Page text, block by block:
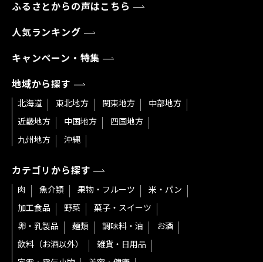
ふるさとからの声はこちら
人気ランキング
キャンペーン・特集
地域から探す
北海道 東北地方 関東地方
中部地方
近畿地方
中国地方
四国地方
九州地方
沖縄
カテゴリから探す
肉 魚介類 果物・フルーツ
米・パン
加工食品
野菜
菓子・スイーツ
卵・乳製品
麺類 調味料・油
お酒
飲料（お酒以外）
雑貨・日用品